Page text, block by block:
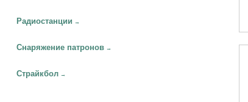
Радиостанции →
Снаряжение патронов →
Страйкбол →